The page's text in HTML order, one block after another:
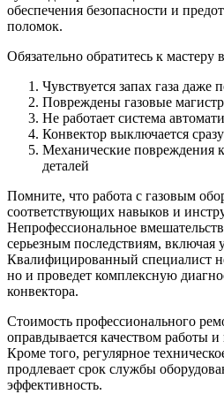
обеспечения безопасности и
поломок.
Обязательно обратитесь к
Чувствуется запах газа даже
Повреждены газовые
Не работает система
Конвектор выключается
Механические повреждения
деталей
Помните, что работа с газовым
соответствующих навыков и
Непрофессиональное
серьезным последствиям, включая
Квалифицированный специалист
но и проведет комплексную
конвектора.
Стоимость профессионального
оправдывается качеством работы и
Кроме того, регулярное
продлевает срок службы
эффективность.